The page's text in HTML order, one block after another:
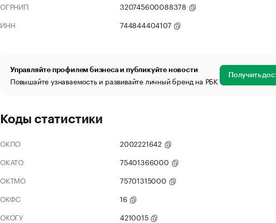
ОГРНИП
320745600088378
ИНН
744844404107
Управляйте профилем бизнеса и публикуйте новости
Повышайте узнаваемость и развивайте личный бренд на РБК Получить
Коды статистики
ОКПО
2002221642
ОКАТО
75401366000
ОКТМО
75701315000
ОКФС
16
ОКОГУ
4210015